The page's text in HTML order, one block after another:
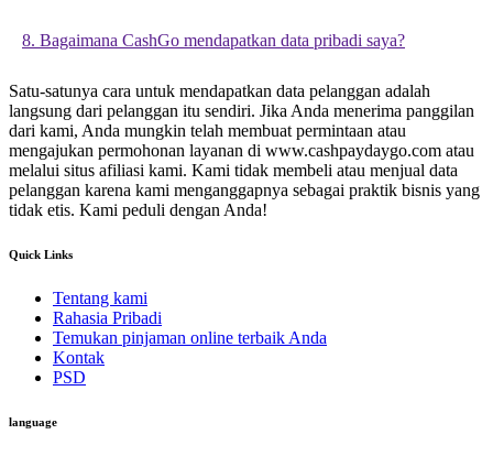
8. Bagaimana CashGo mendapatkan data pribadi saya?
Satu-satunya cara untuk mendapatkan data pelanggan adalah
langsung dari pelanggan itu sendiri. Jika Anda menerima panggilan
dari kami, Anda mungkin telah membuat permintaan atau
mengajukan permohonan layanan di www.cashpaydaygo.com atau
melalui situs afiliasi kami. Kami tidak membeli atau menjual data
pelanggan karena kami menganggapnya sebagai praktik bisnis yang
tidak etis. Kami peduli dengan Anda!
Quick Links
Tentang kami
Rahasia Pribadi
Temukan pinjaman online terbaik Anda
Kontak
PSD
language